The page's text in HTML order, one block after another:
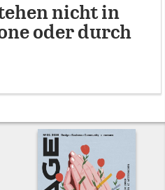
nicht in
oder durch